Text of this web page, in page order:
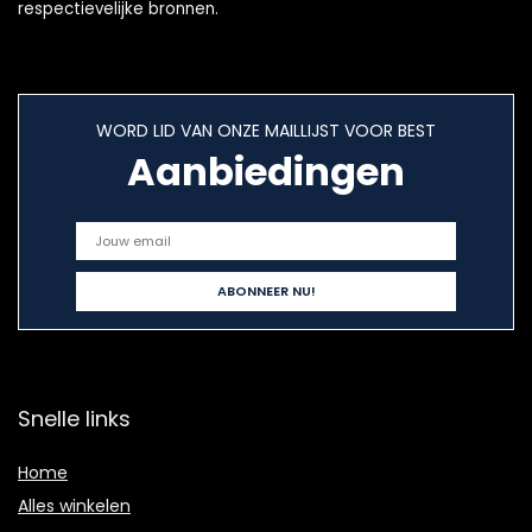
respectievelijke bronnen.
WORD LID VAN ONZE MAILLIJST VOOR BEST
Aanbiedingen
Snelle links
Home
Alles winkelen